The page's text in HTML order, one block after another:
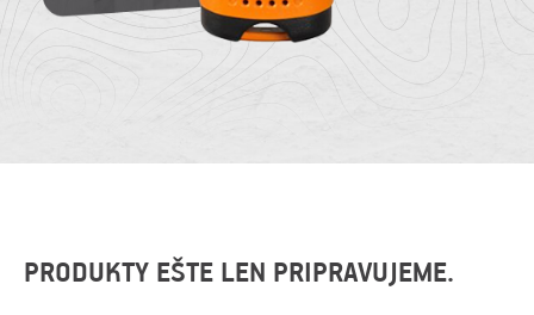
PRODUKTY EŠTE LEN PRIPRAVUJEME.